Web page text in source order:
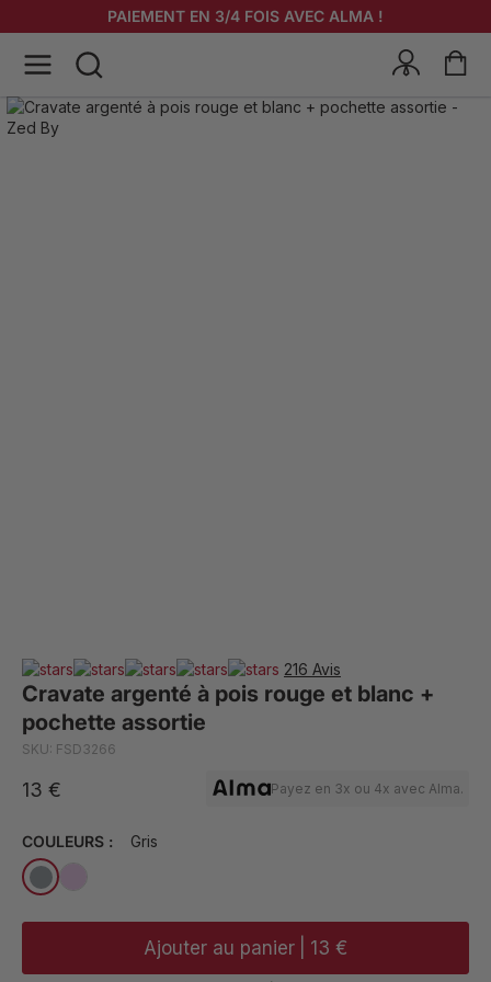
PAIEMENT EN 3/4 FOIS AVEC ALMA !
216 Avis
Cravate argenté à pois rouge et blanc +
pochette assortie
SKU: FSD3266
13 € Payez en 3x ou 4x avec Alma.
COULEURS : Gris
Ajouter au panier 13 €